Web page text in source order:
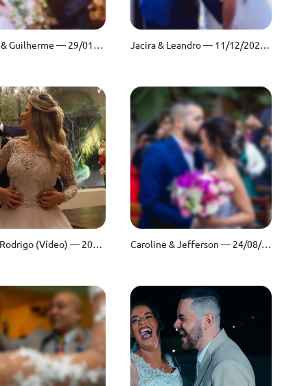
Eduarda & Guilherme — 29/01/2022 — Espaço Vista Verde Jacira & Leandro — 11/12/2021 — Fazenda Bella Vista
Caren & Rodrigo (Vídeo) — 20/09/2019 Caroline & Jefferson — 24/08/2019 — Espaço Villa Borghese